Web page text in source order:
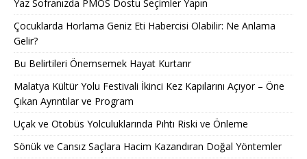
Yaz Sofranızda PMOS Dostu Seçimler Yapın
Çocuklarda Horlama Geniz Eti Habercisi Olabilir: Ne Anlama
Gelir?
Bu Belirtileri Önemsemek Hayat Kurtarır
Malatya Kültür Yolu Festivali İkinci Kez Kapılarını Açıyor – Öne
Çıkan Ayrıntılar ve Program
Uçak ve Otobüs Yolculuklarında Pıhtı Riski ve Önleme
Sönük ve Cansız Saçlara Hacim Kazandıran Doğal Yöntemler